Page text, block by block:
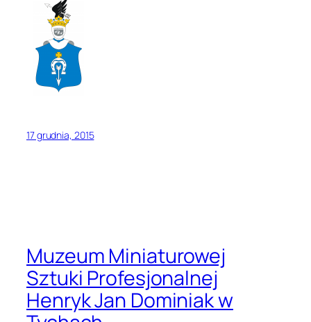
17 grudnia, 2015
Muzeum Miniaturowej
Sztuki Profesjonalnej
Henryk Jan Dominiak w